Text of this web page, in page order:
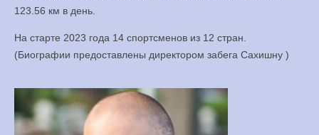
123.56 км в день.
На старте 2023 года 14 спортсменов из 12 стран.
(Биографии предоставлены директором забега Сахишну )